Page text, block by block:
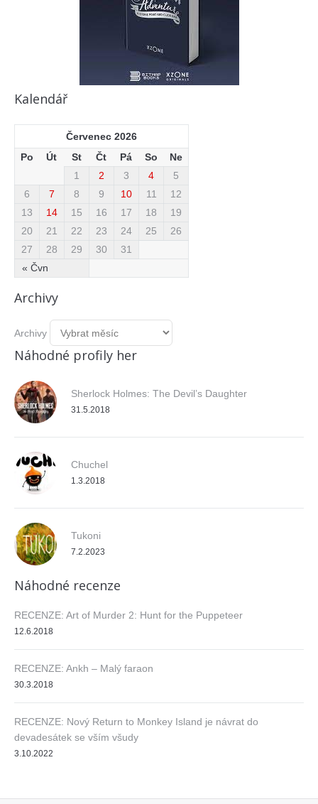
Kalendář
Červenec 2026
Po
Út St Čt Pá So Ne
« Čvn
1 2 3 4
5
6
7 8 9 10 11
12
13
14 15 16 17 18
19
20
21 22 23 24 25
26
27
28 29 30 31
Archivy
Archivy
Náhodné profily her
Sherlock Holmes: The Devil’s Daughter
31.5.2018
Chuchel
1.3.2018
Tukoni
7.2.2023
Náhodné recenze
RECENZE: Art of Murder 2: Hunt for the Puppeteer
12.6.2018
RECENZE: Ankh – Malý faraon
30.3.2018
RECENZE: Nový Return to Monkey Island je návrat do
devadesátek se vším všudy
3.10.2022